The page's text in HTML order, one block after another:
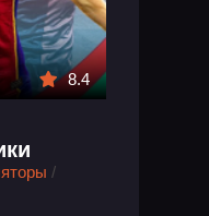
8.4
/